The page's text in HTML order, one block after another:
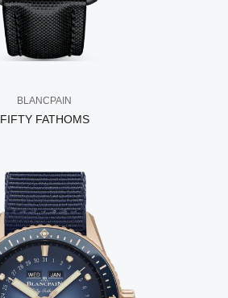
BLANCPAIN
FIFTY FATHOMS